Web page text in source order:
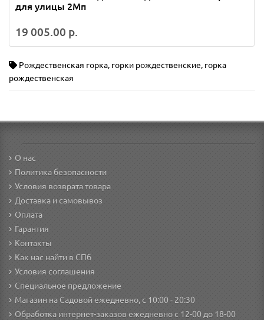
для улицы 2Mп
19 005.00 р.
Рождественская горка, горки рождественские, горка
рождественская
О нас
Политика безопасности
Условия возврата товара
Доставка и самовывоз
Оплата
Гарантия
Контакты
Как нас найти в СПб
Условия соглашения
Специальное предложение
Магазин на Садовой ежедневно, с 10:00 - 20:30
Обработка интернет-заказов ежедневно с 12-00 до 18-00